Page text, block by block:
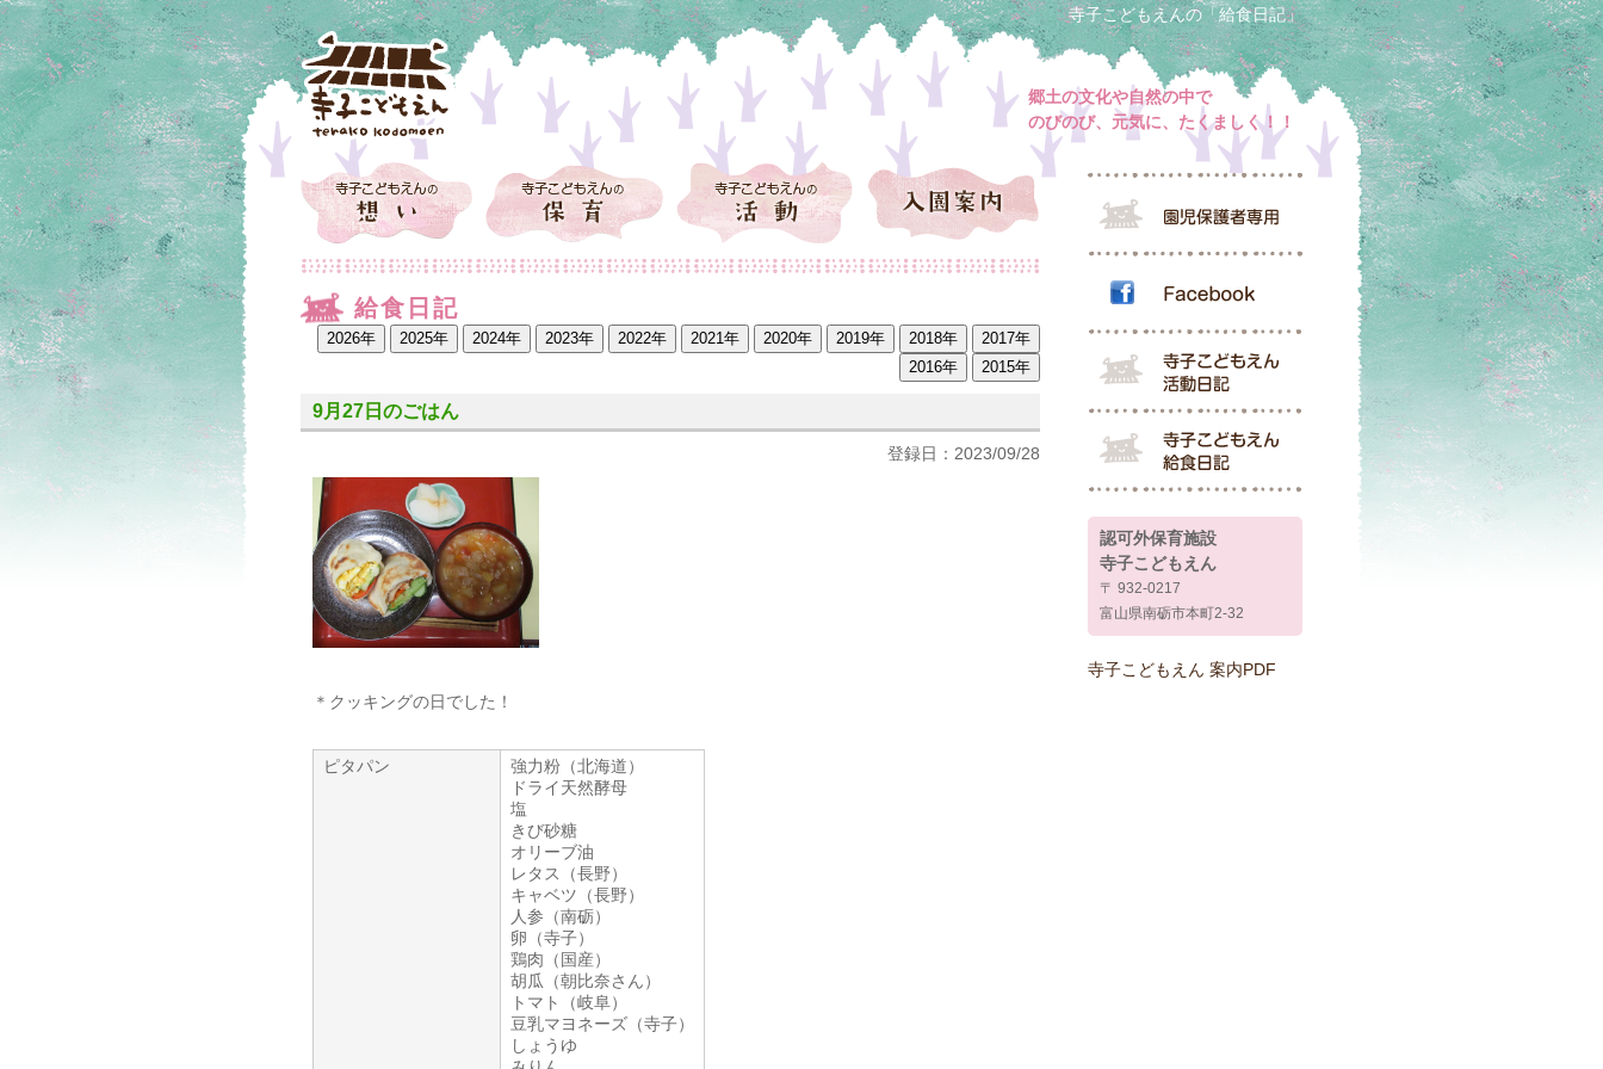
寺子こどもえんの「給食日記」
郷土の文化や自然の中で
のびのび、元気に、たくましく！！
給食日記
9月27日のごはん
登録日：2023/09/28
＊クッキングの日でした！
ピタパン
強力粉（北海道）
ドライ天然酵母
塩
きび砂糖
オリーブ油
レタス（長野）
キャベツ（長野）
人参（南砺）
卵（寺子）
鶏肉（国産）
胡瓜（朝比奈さん）
トマト（岐阜）
豆乳マヨネーズ（寺子）
しょうゆ
認可外保育施設
寺子こどもえん
〒 932-0217
富山県南砺市本町2-32
寺子こどもえん 案内PDF